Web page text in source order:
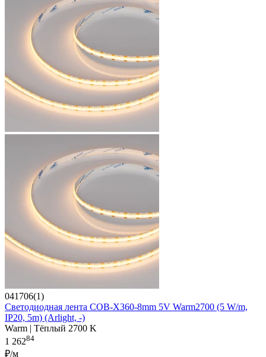
041706(1)
Светодиодная лента COB-X360-8mm 5V Warm2700 (5 W/m,
IP20, 5m) (Arlight, -)
Warm | Тёплый 2700 K
1 26284
₽/м